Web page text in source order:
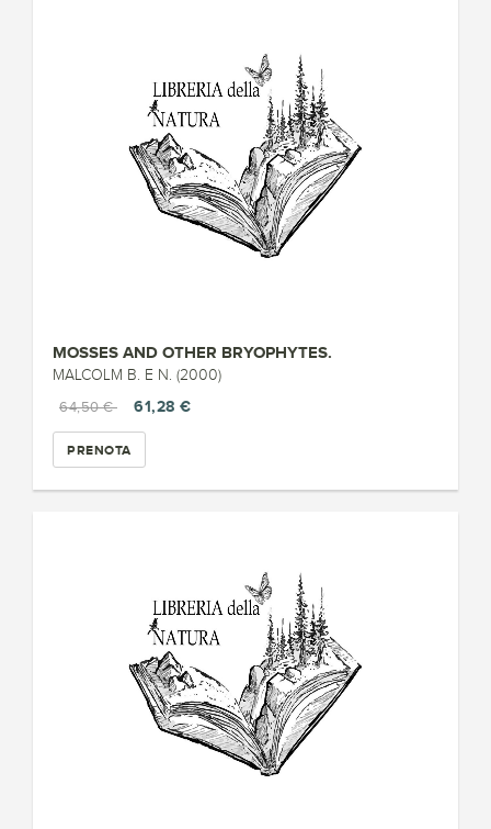
MOSSES AND OTHER BRYOPHYTES.
MALCOLM B. E N. (2000)
64,50 €
61,28 €
PRENOTA